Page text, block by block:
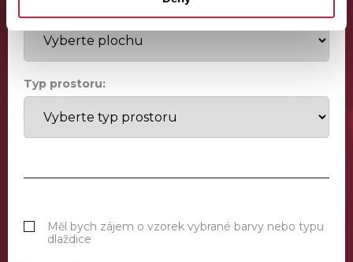
Odhadovaná plocha místnosti:
Typ prostoru:
Měl bych zájem o vzorek vybrané barvy nebo typu
dlaždice